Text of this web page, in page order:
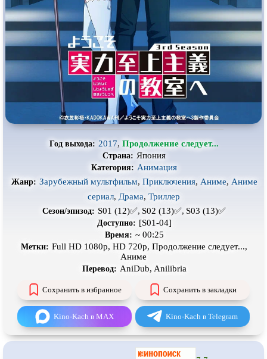
Про гангстеров Про гонки
Про деревню Про динозавров
Про драконов Про животных
Про инопланетян
Про корабли и подводные
лодки
Про космос
Про любовь Про маньяков исерийных
убийц
Про мафию
Про оборотней
Про подростков
Про путешествияво времени Про роботов
Про рыцарей Про самолёты
Про снайперов
Про супергероев Про танки
Про тюрьму
Про футбол Про хакеров
Про хоккей и
фигурное
катание
Про шпионов
Про Юристов иАдвокатов Псевдодокументальный
Год выхода: 2017, Продолжение следует...
Страна: Япония
Категория: Анимация
Жанр: Зарубежный мультфильм, Приключения, Аниме, Аниме
сериал, Драма, Триллер
Сезон/эпизод: S01 (12)✅, S02 (13)✅, S03 (13)✅
Доступно: [S01-04]
Время: ~ 00:25
Метки: Full HD 1080p, HD 720p, Продолжение следует...,
Аниме
Перевод: AniDub, Anilibria
Сохранить в избранное Сохранить в закладки
Kino-Kach в MAX Kino-Kach в Telegram